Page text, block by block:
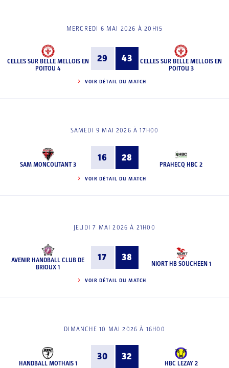
MERCREDI 6 MAI 2026 À 20H15
CELLES SUR BELLE MELLOIS EN
POITOU 4
29 43
CELLES SUR BELLE MELLOIS EN
POITOU 3
VOIR DÉTAIL DU MATCH
SAMEDI 9 MAI 2026 À 17H00
SAM MONCOUTANT 3
16 28
PRAHECQ HBC 2
VOIR DÉTAIL DU MATCH
JEUDI 7 MAI 2026 À 21H00
AVENIR HANDBALL CLUB DE
BRIOUX 1
17 38
NIORT HB SOUCHEEN 1
VOIR DÉTAIL DU MATCH
DIMANCHE 10 MAI 2026 À 16H00
HANDBALL MOTHAIS 1
30 32
HBC LEZAY 2